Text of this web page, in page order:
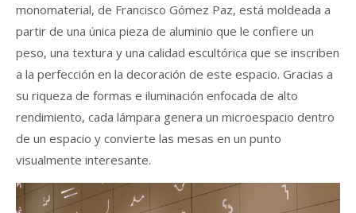
monomaterial, de Francisco Gómez Paz, está moldeada a
partir de una única pieza de aluminio que le confiere un
peso, una textura y una calidad escultórica que se inscriben
a la perfección en la decoración de este espacio. Gracias a
su riqueza de formas e iluminación enfocada de alto
rendimiento, cada lámpara genera un microespacio dentro
de un espacio y convierte las mesas en un punto
visualmente interesante.